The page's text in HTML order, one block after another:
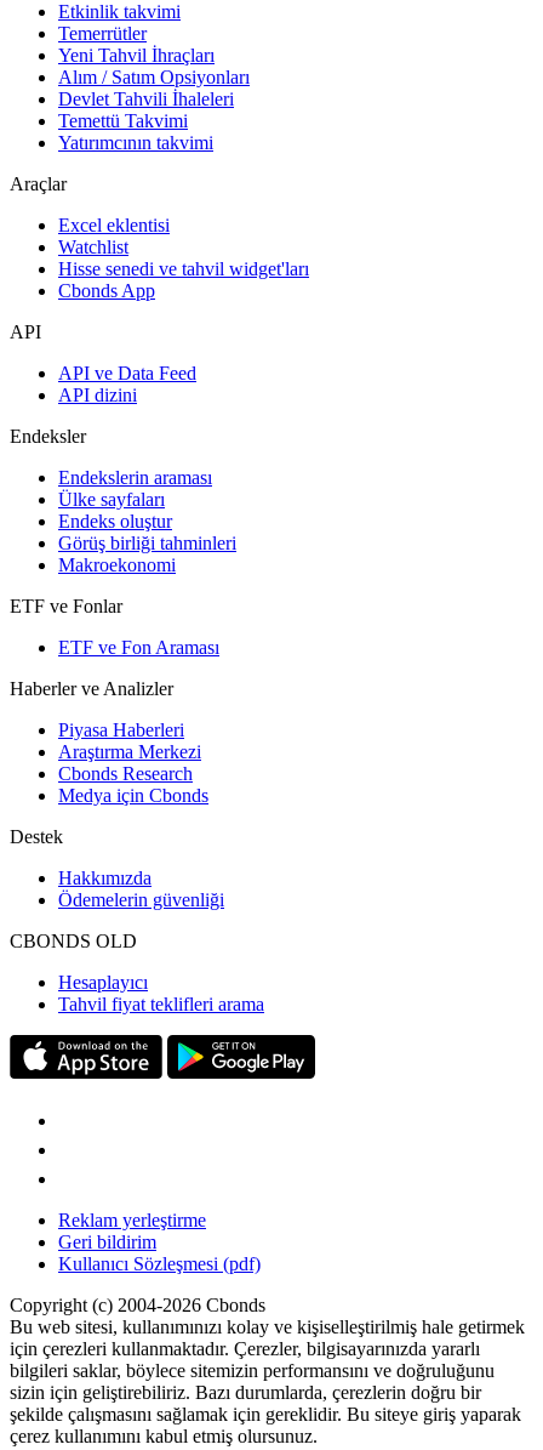
Etkinlik takvimi
Temerrütler
Yeni Tahvil İhraçları
Alım / Satım Opsiyonları
Devlet Tahvili İhaleleri
Temettü Takvimi
Yatırımcının takvimi
Araçlar
Excel eklentisi
Watchlist
Hisse senedi ve tahvil widget'ları
Cbonds App
API
API ve Data Feed
API dizini
Endeksler
Endekslerin araması
Ülke sayfaları
Endeks oluştur
Görüş birliği tahminleri
Makroekonomi
ETF ve Fonlar
ETF ve Fon Araması
Haberler ve Analizler
Piyasa Haberleri
Araştırma Merkezi
Cbonds Research
Medya için Cbonds
Destek
Hakkımızda
Ödemelerin güvenliği
CBONDS OLD
Hesaplayıcı
Tahvil fiyat teklifleri arama
Reklam yerleştirme
Geri bildirim
Kullanıcı Sözleşmesi (pdf)
Copyright (c) 2004-2026 Cbonds
Bu web sitesi, kullanımınızı kolay ve kişiselleştirilmiş hale getirmek
için çerezleri kullanmaktadır. Çerezler, bilgisayarınızda yararlı
bilgileri saklar, böylece sitemizin performansını ve doğruluğunu
sizin için geliştirebiliriz. Bazı durumlarda, çerezlerin doğru bir
şekilde çalışmasını sağlamak için gereklidir. Bu siteye giriş yaparak
çerez kullanımını kabul etmiş olursunuz.